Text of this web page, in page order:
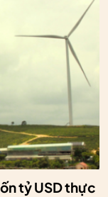
tỷ USD thực